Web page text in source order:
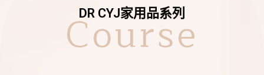
DR CYJ家用品系列
Course